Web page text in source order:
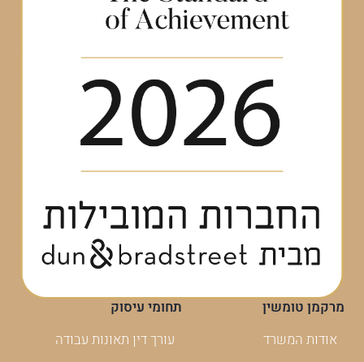
מרקמן טומשין
אודות המשרד
תחומי עיסוק
עורך דין תאונות עבודה